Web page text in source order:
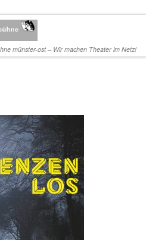
münster-ost – Wir machen Theater im Netz!